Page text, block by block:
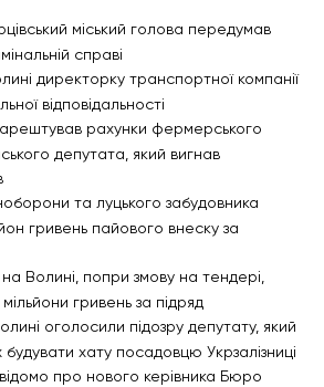
міський голова передумав
справі
директорку транспортної компанії
відповідальності
рахунки фермерського
депутата, який вигнав
та луцького забудовника
гривень пайового внеску за
на Волині, попри змову на тендері,
гривень за підряд
оголосили підозру депутату, який
будувати хату посадовцю Укрзалізниці
про нового керівника Бюро